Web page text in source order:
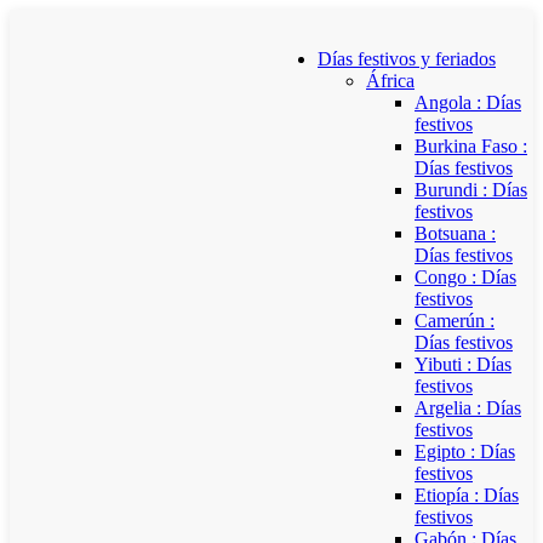
Días festivos y feriados
África
Angola : Días
festivos
Burkina Faso :
Días festivos
Burundi : Días
festivos
Botsuana :
Días festivos
Congo : Días
festivos
Camerún :
Días festivos
Yibuti : Días
festivos
Argelia : Días
festivos
Egipto : Días
festivos
Etiopía : Días
festivos
Gabón : Días